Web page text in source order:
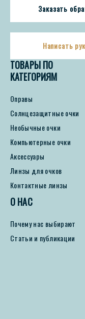
ТОВАРЫ ПО
КАТЕГОРИЯМ
Оправы
Солнцезащитные очки
Необычные очки
Компьютерные очки
Аксессуары
Линзы для очков
Контактные линзы
О НАС
Почему нас выбирают
Статьи и публикации
Заказать
Написать